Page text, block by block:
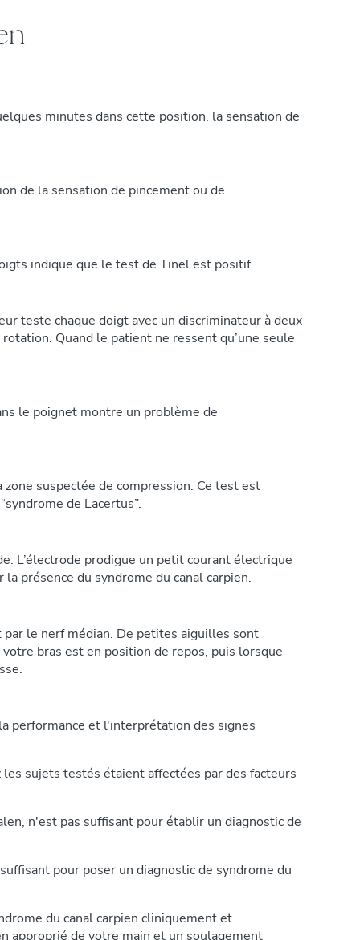
minutes dans cette position, la sensation de
de la sensation de pincement ou de
indique que le test de Tinel est positif.
teste chaque doigt avec un discriminateur à deux
Quand le patient ne ressent qu’une seule
le poignet montre un problème de
suspectée de compression. Ce test est
de Lacertus”.
L’électrode prodigue un petit courant électrique
présence du syndrome du canal carpien.
par le nerf médian. De petites aiguilles sont
bras est en position de repos, puis lorsque
performance et l'interprétation des signes
sujets testés étaient affectées par des facteurs
n'est pas suffisant pour établir un diagnostic de
pour poser un diagnostic de syndrome du
du canal carpien cliniquement et
approprié de votre main et un soulagement